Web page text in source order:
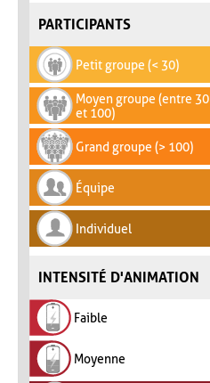
PARTICIPANTS
Petit groupe (< 30)
Moyen groupe (entre 30
et 100)
Grand groupe (> 100)
Équipe
Individuel
INTENSITÉ D'ANIMATION
Faible
Moyenne